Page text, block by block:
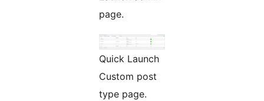
page.
Quick Launch
Custom post
type page.